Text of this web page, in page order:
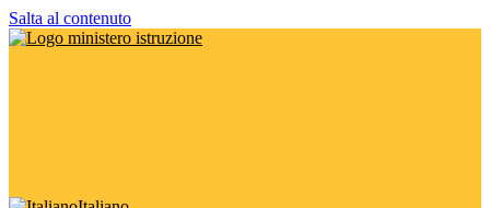
Salta al contenuto